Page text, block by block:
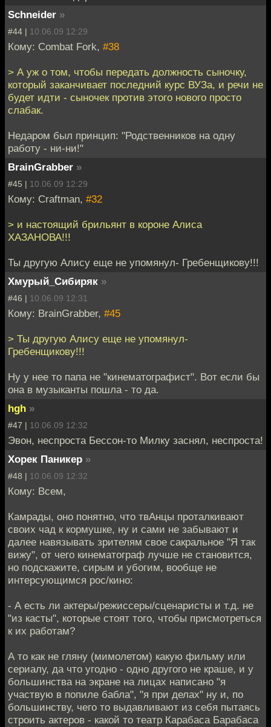
Schneider »
#44 | 10.06.09 12:29
Кому: Combat Fork, #38
> А уж о том, чтобы передать должность сыночку,
который заканчивает последний курс ВУЗа, и речи не
будет идти - сыночек против этого нового просто
слабак.
Недаром был принцип: "Родственников на одну
работу - ни-ни!"
BrainGrabber »
#45 | 10.06.09 12:29
Кому: Craftman, #32
> и настоящий брильянт в короне Алиса
ХАЗАНОВА!!!
Ты другую Алису еще не упомянул- Гребенщикову!!!
Хмурый_Сибиряк »
#46 | 10.06.09 12:31
Кому: BrainGrabber, #45
> Ты другую Алису еще не упомянул-
Гребенщикову!!!
Ну у нее то папа не "кинематографист". Вот если бы
она в музыканты пошла - то да.
hgh »
#47 | 10.06.09 12:32
Эвон, неспроста Бессон-то Милку заснял, неспроста!
Хорек Паникер »
#48 | 10.06.09 12:32
Кому: Всем,
Камрады, оно понятно, что твАнцы проталкивают
своих чад к кормушке, ну и сами не забывают и
далее навязывать зрителям свое сакральное "Я так
вижу", от чего кинематограф лучше не становится,
но подскажите, сирым и убогим, вообще не
интерсующимся рос/кино:
- А есть ли актеры/режиссеры/сценаристы и т.д. не
"из касты", которые стоят того, чтобы присмотреться
к их работам?
А то как не гляну (мимолетом) какую фильму или
сериалу, да что угодно - одно другого не краше, и у
большинства на экране на лицах написано "я
участвую в попиле бабла", "я при делах" ну и, по
большинству, чего то выдавливают из себя пытаясь
строить актеров - какой то театр Карабаса Барабаса